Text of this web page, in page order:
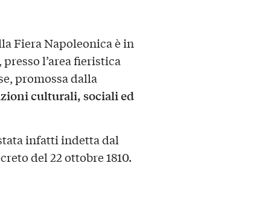
Fiera Napoleonica è in
l’area fieristica
promossa dalla
culturali, sociali ed
infatti indetta dal
del 22 ottobre 1810.